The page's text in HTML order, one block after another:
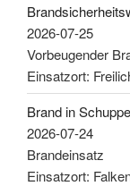
2026-07-25
Vorbeugender
Einsatzort:
Brand in
2026-07-24
Brandeinsatz
Einsatzort: